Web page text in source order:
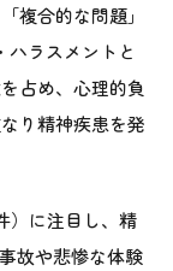
複合的な問題」
ハラスメントと
占め、心理的負
り精神疾患を発
）に注目し、精
故や悲惨な体験